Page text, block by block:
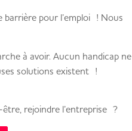
pour l’emploi ! Nous
à avoir. Aucun handicap ne
solutions existent !
rejoindre l’entreprise ?